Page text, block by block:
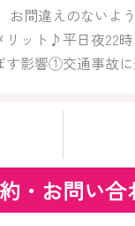
間違えのないよ
リット♪平日夜22
影響①交通事故
・お問い合